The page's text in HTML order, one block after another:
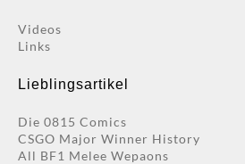
Videos
Links
Lieblingsartikel
Die 0815 Comics
CSGO Major Winner History
All BF1 Melee Wepaons